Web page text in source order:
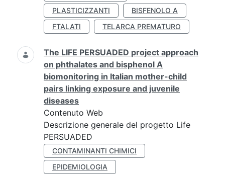
PLASTICIZZANTI
BISFENOLO A
FTALATI
TELARCA PREMATURO
The LIFE PERSUADED project approach
on phthalates and bisphenol A
biomonitoring in Italian mother-child
pairs linking exposure and juvenile
diseases
Contenuto Web
Descrizione generale del progetto Life
PERSUADED
CONTAMINANTI CHIMICI
EPIDEMIOLOGIA